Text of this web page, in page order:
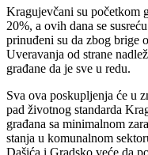
Kragujevčani su početkom
20%, a ovih dana se
prinuđeni su da zbog brige
Uveravanja od strane
građane da je sve u redu.
Sva ova poskupljenja će u
pad životnog standarda
građana sa minimalnom
stanja u komunalnom
Dašića i Gradsko veće da